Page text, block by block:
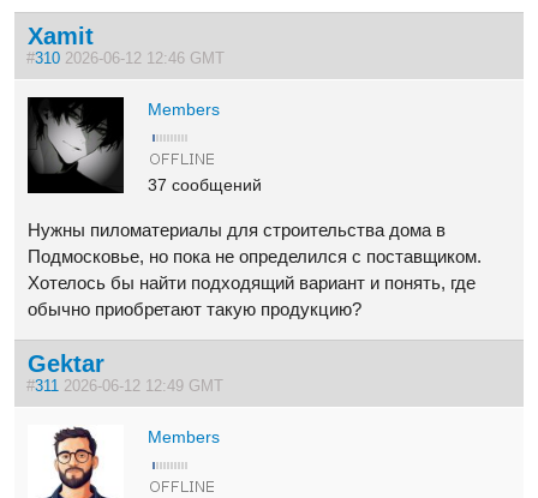
Xamit
#310 2026-06-12 12:46 GMT
Members
37 сообщений
Нужны пиломатериалы для строительства дома в
Подмосковье, но пока не определился с поставщиком.
Хотелось бы найти подходящий вариант и понять, где
обычно приобретают такую продукцию?
Gektar
#311 2026-06-12 12:49 GMT
Members